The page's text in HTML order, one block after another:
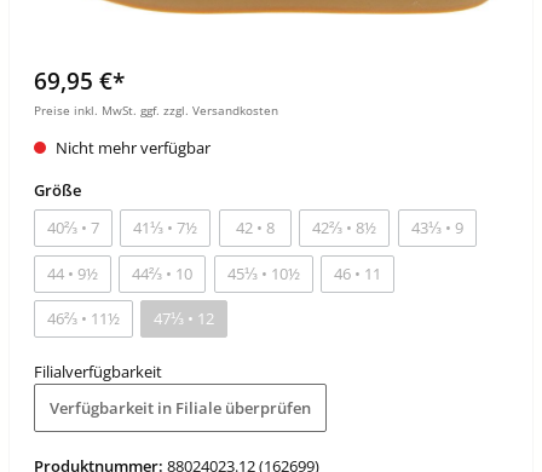
69,95 €*
Preise inkl. MwSt. ggf. zzgl. Versandkosten
Nicht mehr verfügbar
Größe
40⅔ • 7
41⅓ • 7½ 42 • 8 42⅔ • 8½ 43⅓ • 9
44 • 9½ 44⅔ • 10 45⅓ • 10½ 46 • 11
46⅔ • 11½ 47⅓ • 12
Filialverfügbarkeit
Verfügbarkeit in Filiale überprüfen
Produktnummer: 88024023.12 (162699)